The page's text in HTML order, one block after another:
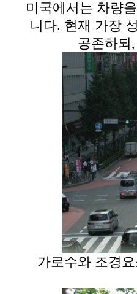
미국에서는 차량
니다. 현재 가장
공존하되 ,
가로수와 조경